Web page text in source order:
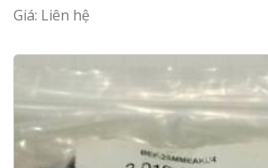
Giá: Liên hệ